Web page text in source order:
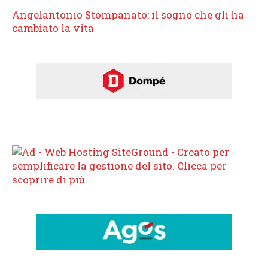
Angelantonio Stompanato: il sogno che gli ha
cambiato la vita